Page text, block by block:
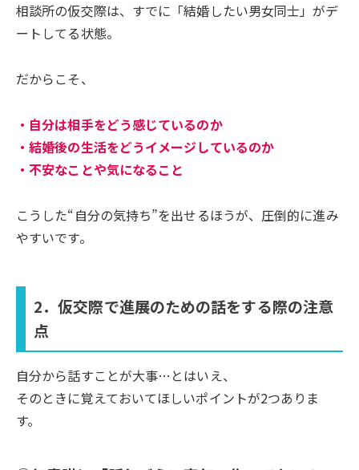
相談所の仮交際は、すでに「結婚したい男女同士」がデ
ートしてる状態。
だからこそ、
・自分は相手をどう感じているのか
・結婚後の生活をどうイメージしているのか
・不安なことや気になること
こうした“自分の気持ち”を出せるほうが、圧倒的に進み
やすいです。
2．仮交際で進展のための話をする際の注意
点
自分から話すことが大事…とはいえ、
そのときに覚えておいてほしいポイントが2つありま
す。